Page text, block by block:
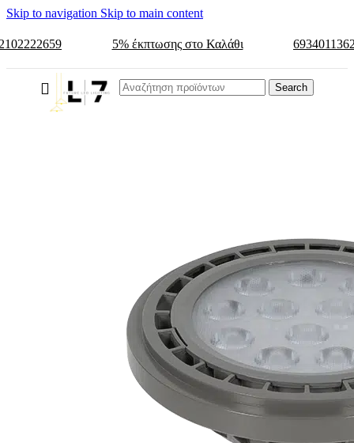
Skip to navigation Skip to main content
5% έκπτωσης στο Καλάθι
Search